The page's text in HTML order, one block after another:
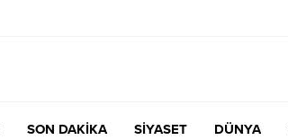
SON DAKİKA SİYASET DÜNYA